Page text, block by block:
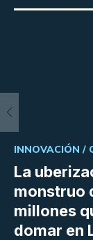
La
monstruo
millones
domar en
INNOVACIÓN /